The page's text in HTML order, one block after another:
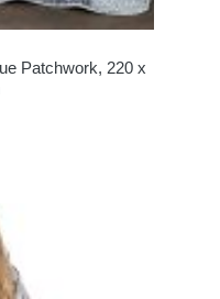
Patchwork, 220 x